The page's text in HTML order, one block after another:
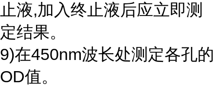
止液,加入终止液后应立即测
定结果。
9)在450nm波长处测定各孔的
OD值。